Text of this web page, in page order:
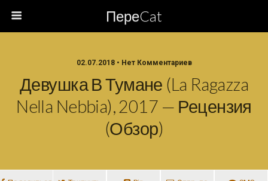
ПереCat
02.07.2018 • Нет Комментариев
Девушка В Тумане (La Ragazza
Nella Nebbia), 2017 — Рецензия
(обзор)